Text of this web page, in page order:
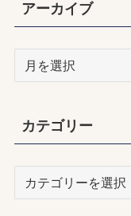
アーカイブ
ブ
カテゴリー